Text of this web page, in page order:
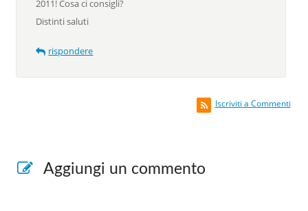
2011! Cosa ci consigli?
Distinti saluti
rispondere
Iscriviti a Commenti
Aggiungi un commento